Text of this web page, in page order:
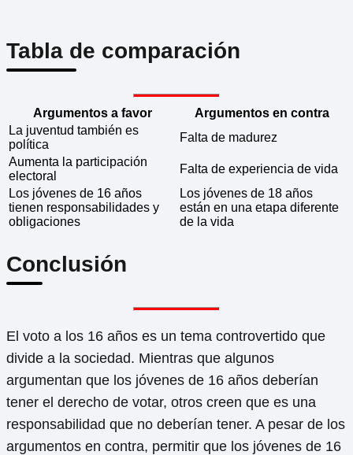
Tabla de comparación
Argumentos a favor
Argumentos en contra
La juventud también es
política
Falta de madurez
Aumenta la participación
electoral
Falta de experiencia de vida
Los jóvenes de 16 años
tienen responsabilidades y
obligaciones
Los jóvenes de 18 años
están en una etapa diferente
de la vida
Conclusión
El voto a los 16 años es un tema controvertido que
divide a la sociedad. Mientras que algunos
argumentan que los jóvenes de 16 años deberían
tener el derecho de votar, otros creen que es una
responsabilidad que no deberían tener. A pesar de los
argumentos en contra, permitir que los jóvenes de 16